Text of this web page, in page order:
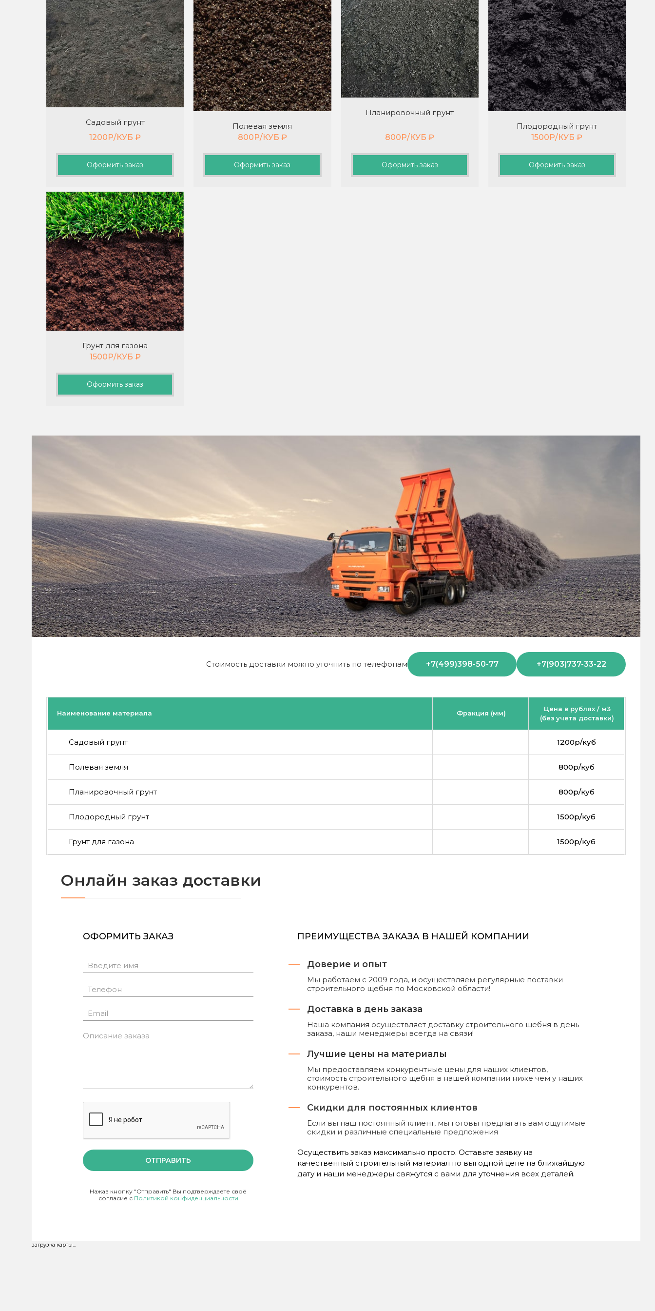
Садовый грунт
1200Р/КУБ ₽
Оформить заказ
Полевая земля
800Р/КУБ ₽
Оформить заказ
Планировочный грунт
800Р/КУБ ₽
Оформить заказ
Плодородный грунт
1500Р/КУБ ₽
Оформить заказ
Грунт для газона
1500Р/КУБ ₽
Оформить заказ
Стоимость доставки можно уточнить по телефонам +7(499)398-50-77 +7(903)737-33-22
Наименование материала Фракция (мм)
Цена в рублях / м3
(без учета доставки)
Садовый грунт 1200р/куб
Полевая земля 800р/куб
Планировочный грунт 800р/куб
Плодородный грунт 1500р/куб
Грунт для газона 1500р/куб
Онлайн заказ доставки
ОФОРМИТЬ ЗАКАЗ
ОТПРАВИТЬ
Нажав кнопку "Отправить" Вы подтверждаете своё
согласие с Политикой конфиденциальности
ПРЕИМУЩЕСТВА ЗАКАЗА В НАШЕЙ КОМПАНИИ
Доверие и опыт
Мы работаем с 2009 года, и осуществляем регулярные поставки
строительного щебня по Московской области!
Доставка в день заказа
Наша компания осуществляет доставку строительного щебня в день
заказа, наши менеджеры всегда на связи!
Лучшие цены на материалы
Мы предоставляем конкурентные цены для наших клиентов,
стоимость строительного щебня в нашей компании ниже чем у наших
конкурентов.
Скидки для постоянных клиентов
Если вы наш постоянный клиент, мы готовы предлагать вам ощутимые
скидки и различные специальные предложения
Осуществить заказ максимально просто. Оставьте заявку на
качественный строительный материал по выгодной цене на ближайшую
дату и наши менеджеры свяжутся с вами для уточнения всех деталей.
загрузка карты...